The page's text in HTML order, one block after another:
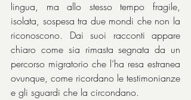
lingua, ma allo stesso tempo fragile,
isolata, sospesa tra due mondi che non la
riconoscono. Dai suoi racconti appare
chiaro come sia rimasta segnata da un
percorso migratorio che l’ha resa estranea
ovunque, come ricordano le testimonianze
e gli sguardi che la circondano.